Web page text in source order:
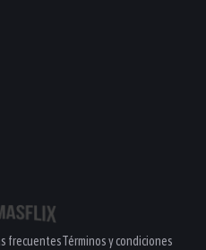
frecuentesTérminos y condiciones